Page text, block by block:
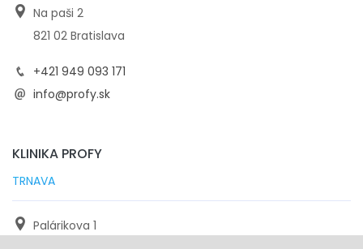
Na paši 2
821 02 Bratislava
+421 949 093 171
info@profy.sk
KLINIKA PROFY
TRNAVA
Palárikova 1